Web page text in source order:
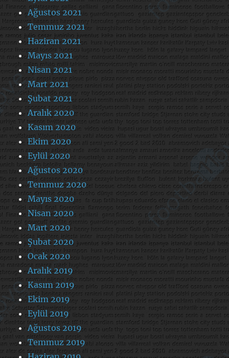
Ağustos 2021
Temmuz 2021
Haziran 2021
Mayıs 2021
Nisan 2021
Mart 2021
Şubat 2021
Aralık 2020
Kasım 2020
Ekim 2020
Eylül 2020
Ağustos 2020
Temmuz 2020
Mayıs 2020
Nisan 2020
Mart 2020
Şubat 2020
Ocak 2020
Aralık 2019
Kasım 2019
Ekim 2019
Eylül 2019
Ağustos 2019
Temmuz 2019